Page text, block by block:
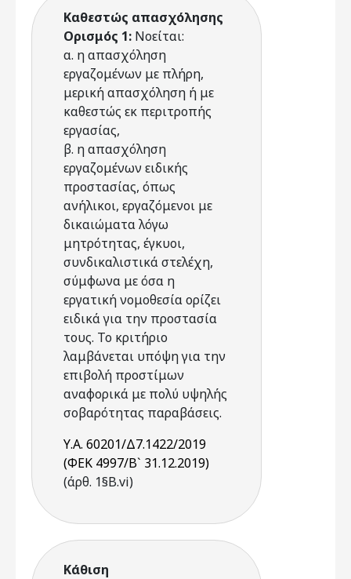
Καθεστώς απασχόλησης
Ορισμός 1: Nοείται:
α. η απασχόληση
εργαζομένων με πλήρη,
μερική απασχόληση ή με
καθεστώς εκ περιτροπής
εργασίας,
β. η απασχόληση
εργαζομένων ειδικής
προστασίας, όπως
ανήλικοι, εργαζόμενοι με
δικαιώματα λόγω
μητρότητας, έγκυοι,
συνδικαλιστικά στελέχη,
σύμφωνα με όσα η
εργατική νομοθεσία ορίζει
ειδικά για την προστασία
τους. Το κριτήριο
λαμβάνεται υπόψη για την
επιβολή προστίμων
αναφορικά με πολύ υψηλής
σοβαρότητας παραβάσεις.
Υ.Α. 60201/Δ7.1422/2019
(ΦΕΚ 4997/Β` 31.12.2019)
(άρθ. 1§Β.vi)
Κάθιση